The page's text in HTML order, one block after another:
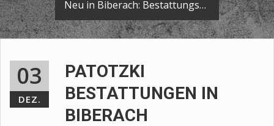
Neu in Biberach: Bestattungshaus Patotzki
03
DEZ.
PATOTZKI
BESTATTUNGEN IN
BIBERACH